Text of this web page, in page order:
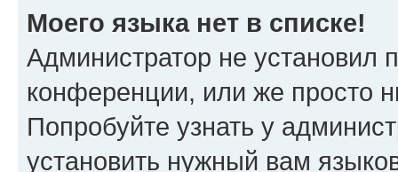
Моего языка нет в списке!
Администратор не установил
конференции, или же просто
Попробуйте узнать у
установить нужный вам